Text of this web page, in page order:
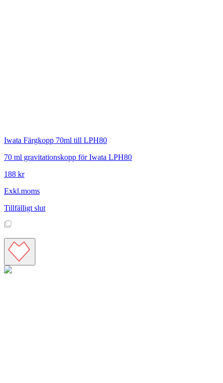
Iwata Färgkopp 70ml till LPH80
70 ml gravitationskopp för Iwata LPH80
188 kr
Exkl.moms
Tillfälligt slut